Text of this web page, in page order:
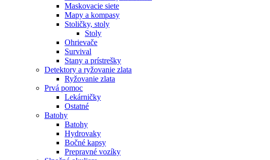
Maskovacie siete
Mapy a kompasy
Stoličky, stoly
Stoly
Ohrievače
Survival
Stany a prístrešky
Detektory a ryžovanie zlata
Ryžovanie zlata
Prvá pomoc
Lekárničky
Ostatné
Batohy
Batohy
Hydrovaky
Bočné kapsy
Prepravné vozíky